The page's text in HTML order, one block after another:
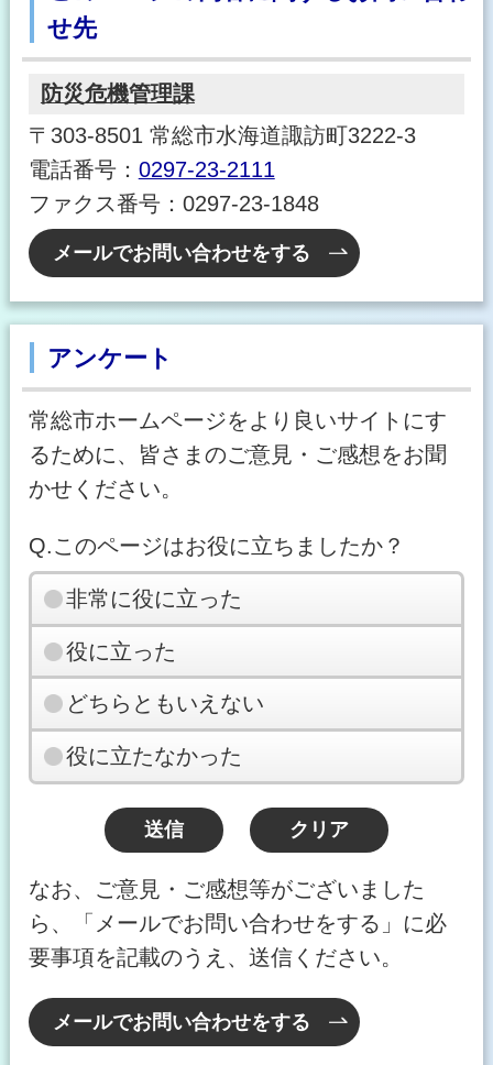
せ先
防災危機管理課
〒303-8501 常総市水海道諏訪町3222-3
電話番号： 0297-23-2111
ファクス番号：0297-23-1848
メールでお問い合わせをする
アンケート
常総市ホームページをより良いサイトにす
るために、皆さまのご意見・ご感想をお聞
かせください。
Q.このページはお役に立ちましたか？
非常に役に立った
役に立った
どちらともいえない
役に立たなかった
なお、ご意見・ご感想等がございました
ら、「メールでお問い合わせをする」に必
要事項を記載のうえ、送信ください。
メールでお問い合わせをする